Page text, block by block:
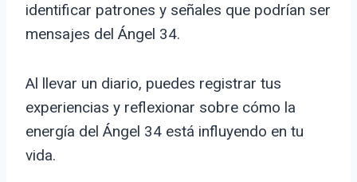
identificar patrones y señales que podrían ser
mensajes del Ángel 34.
Al llevar un diario, puedes registrar tus
experiencias y reflexionar sobre cómo la
energía del Ángel 34 está influyendo en tu
vida.